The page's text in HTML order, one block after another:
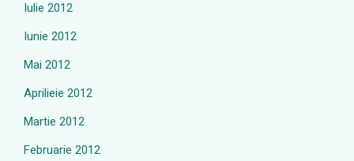
Iulie 2012
Iunie 2012
Mai 2012
Aprilieie 2012
Martie 2012
Februarie 2012